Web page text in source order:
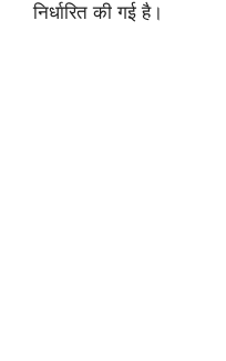
निर्धारित की गई है।